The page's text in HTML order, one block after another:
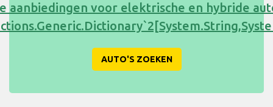
aanbiedingen voor elektrische en hybride
AUTO'S ZOEKEN